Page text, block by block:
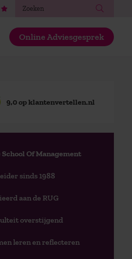
Online Adviesgesprek
9,0 op klantenvertellen.nl
School Of Management
sinds 1988
aan de RUG
overstijgend
leren en reflecteren